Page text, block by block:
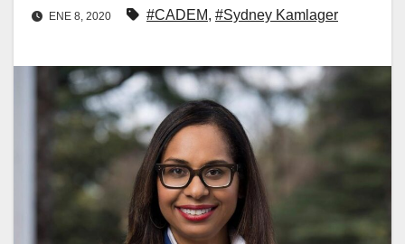
ENE 8, 2020 #CADEM, #Sydney Kamlager